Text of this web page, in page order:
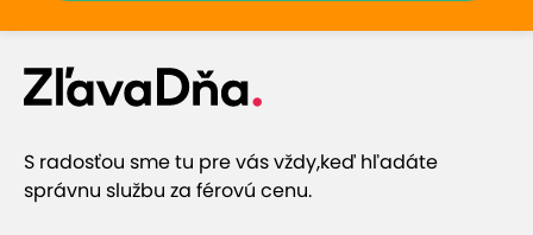
S radosťou sme tu pre vás vždy,keď hľadáte
správnu službu za férovú cenu.